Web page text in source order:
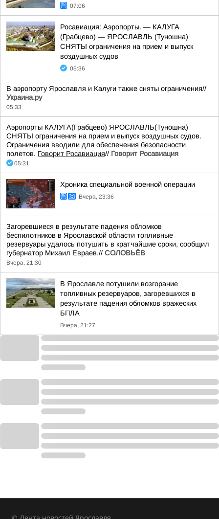
07:06
Росавиация: Аэропорты. — КАЛУГА
(Грабцево) — ЯРОСЛАВЛЬ (Туношна)
СНЯТЫ ограничения на прием и выпуск
воздушных судов
05:36
В аэропорту Ярославля и Калуги также сняты ограничения//
Украина.ру
05:33
Аэропорты КАЛУГА(Грабцево) ЯРОСЛАВЛЬ(Туношна)
СНЯТЫ ограничения на прием и выпуск воздушных судов.
Ограничения вводили для обеспечения безопасности
полетов. Говорит Росавиация// Говорит Росавиация
05:31
Хроника специальной военной операции
Вчера, 23:36
Загоревшиеся в результате падения обломков
беспилотников в Ярославской области топливные
резервуары удалось потушить в кратчайшие сроки, сообщил
губернатор Михаил Евраев.// СОЛОВЬЁВ
Вчера, 21:30
В Ярославле потушили возгорание
топливных резервуаров, загоревшихся в
результате падения обломков вражеских
БПЛА
Вчера, 21:27